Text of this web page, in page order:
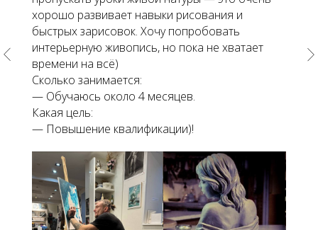
хорошо развивает навыки рисования и
быстрых зарисовок. Хочу попробовать
интерьерную живопись, но пока не хватает
времени на всё)
Сколько занимается:
— Обучаюсь около 4 месяцев.
Какая цель:
— Повышение квалификации)!